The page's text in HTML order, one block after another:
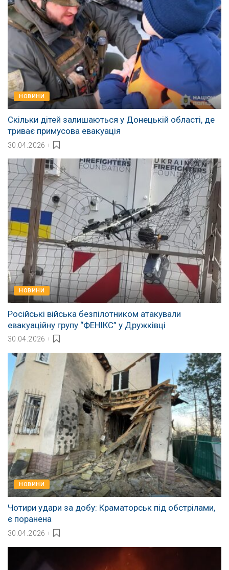
НОВИНИ
Скільки дітей залишаються у Донецькій області, де
триває примусова евакуація
30.04.2026
НОВИНИ
Російські війська безпілотником атакували
евакуаційну групу “ФЕНІКС” у Дружківці
30.04.2026
НОВИНИ
Чотири удари за добу: Краматорськ під обстрілами,
є поранена
30.04.2026